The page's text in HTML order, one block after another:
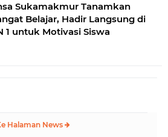
Sukamakmur Tanamkan
Belajar, Hadir Langsung di
1 untuk Motivasi Siswa
Halaman News